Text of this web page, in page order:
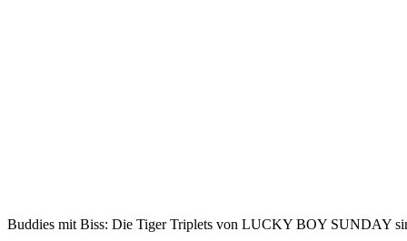
Buddies mit Biss: Die Tiger Triplets von LUCKY BOY SUNDAY